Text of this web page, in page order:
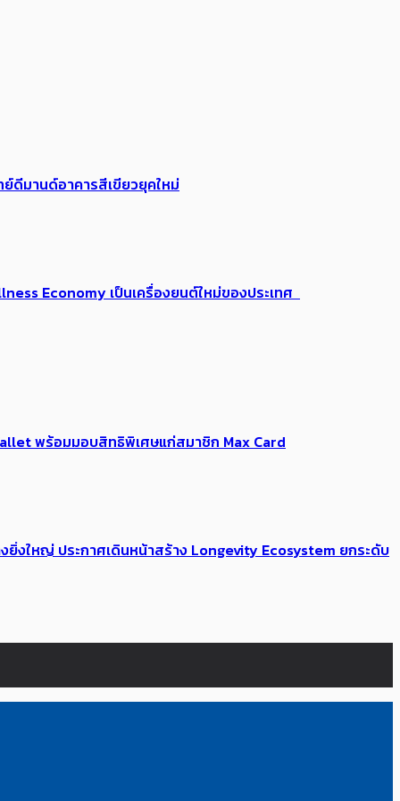
ย์ดีมานด์อาคารสีเขียวยุคใหม่
Economy เป็นเครื่องยนต์ใหม่ของประเทศ
พร้อมมอบสิทธิพิเศษแก่สมาชิก Max Card
งใหญ่ ประกาศเดินหน้าสร้าง Longevity Ecosystem ยกระดับ